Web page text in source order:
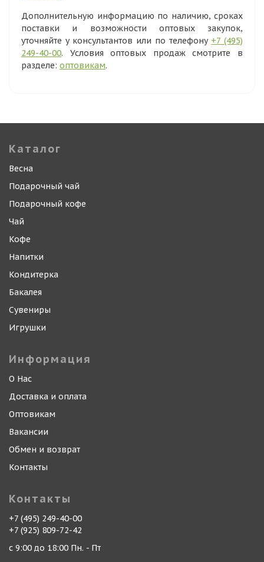
Дополнительную информацию по наличию, сроках
поставки и возможности оптовых закупок,
уточняйте у консультантов или по телефону +7 (495)
249-40-00. Условия оптовых продаж смотрите в
разделе: оптовикам.
Каталог
Весна
Подарочный чай
Подарочный кофе
Чай
Кофе
Напитки
Кондитерка
Бакалея
Сувениры
Игрушки
Информация
О Нас
Доставка и оплата
Оптовикам
Вакансии
Обмен и возврат
Контакты
Контакты
+7 (495) 249-40-00
+7 (925) 809-72-42
с 9:00 до 18:00 Пн. - Пт